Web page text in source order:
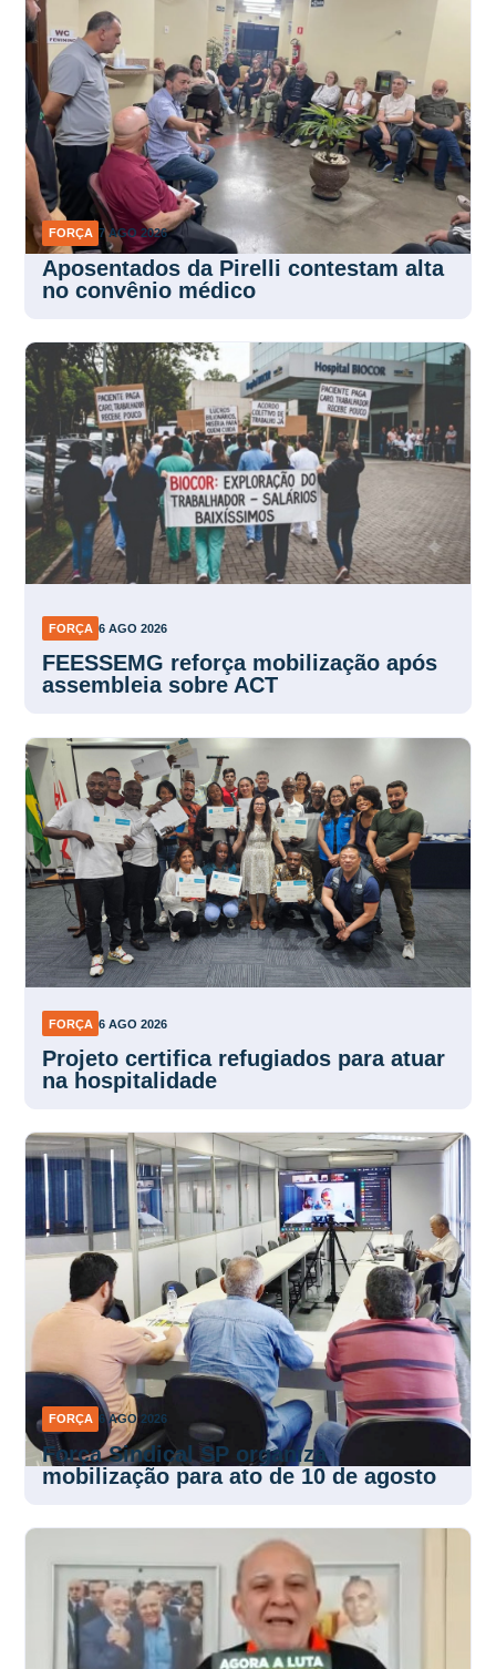
FORÇA 7 AGO 2026
Aposentados da Pirelli contestam alta
no convênio médico
FORÇA 6 AGO 2026
FEESSEMG reforça mobilização após
assembleia sobre ACT
FORÇA 6 AGO 2026
Projeto certifica refugiados para atuar
na hospitalidade
FORÇA 6 AGO 2026
Força Sindical SP organiza
mobilização para ato de 10 de agosto